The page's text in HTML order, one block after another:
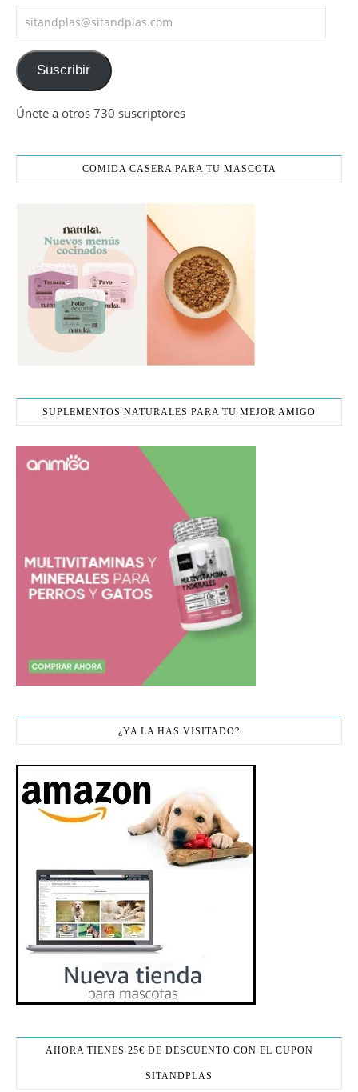
sitandplas@sitandplas.com
Suscribir
Únete a otros 730 suscriptores
COMIDA CASERA PARA TU MASCOTA
SUPLEMENTOS NATURALES PARA TU MEJOR AMIGO
¿YA LA HAS VISITADO?
AHORA TIENES 25€ DE DESCUENTO CON EL CUPON
SITANDPLAS